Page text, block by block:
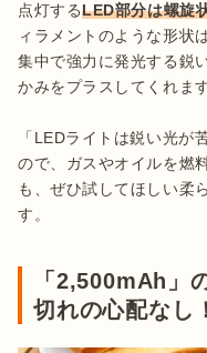
点灯するLED部分は螺旋
ィラメントのような形状
集中で強力に発光する鋭
かみをプラスしてくれます
「LEDライトは鋭い光が
ので、ガスやオイルを燃
も、ぜひ試してほしい柔
す。
「2,500mAh」
切れの心配なし！